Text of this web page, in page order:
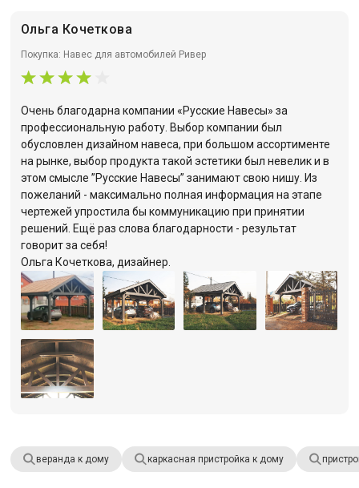
Ольга Кочеткова
Покупка: Навес для автомобилей Ривер
Очень благодарна компании «Русские Навесы» за
профессиональную работу. Выбор компании был
обусловлен дизайном навеса, при большом ассортименте
на рынке, выбор продукта такой эстетики был невелик и в
этом смысле ”Русские Навесы” занимают свою нишу. Из
пожеланий - максимально полная информация на этапе
чертежей упростила бы коммуникацию при принятии
решений. Ещё раз слова благодарности - результат
говорит за себя!
Ольга Кочеткова, дизайнер.
веранда к дому каркасная пристройка к дому